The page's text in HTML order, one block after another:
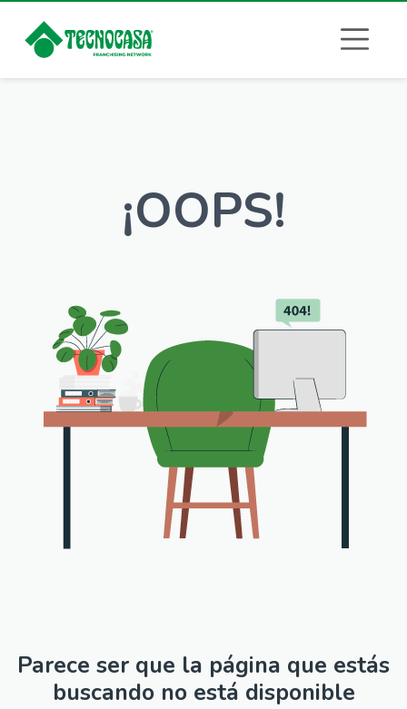
¡OOPS!
Parece ser que la página que estás
buscando no está disponible